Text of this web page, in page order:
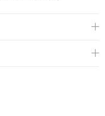
oluşturur. Ön
COLORS OF
aksesuarı çantaya
bölmeli organizer
kart, anahtar